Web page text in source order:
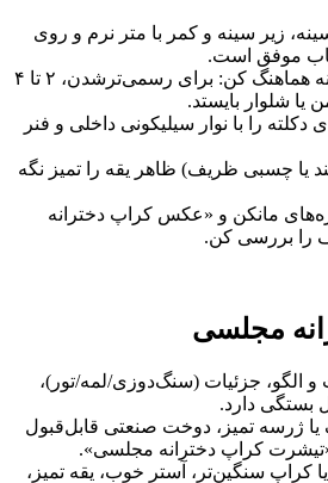
زیر سینه و کمر با متر نرم و روی
موفق است.
• قد کراپ را با فاق پایین‌تنه هماهنگ کن: برای رسمی‌ترشدن، ۲ تا ۴
یا شلوار بایستد.
را با نوار سیلیکونی داخلی و فنر
یا چسبی ظریف) ظاهر یقه را تمیز نگه
مانکن و «عکس کراپ دخترانه
را بررسی کن.
مجلسی
و الگو، جزئیات (سنگ‌دوزی/لمه/تور)،
بستگی دارد.
ژرسه تمیز، دوخت صنعتی قابل‌قبول
کراپ دخترانه مجلسی».
کراپ سنگین‌تر، آستر خوب، یقه تمیز،